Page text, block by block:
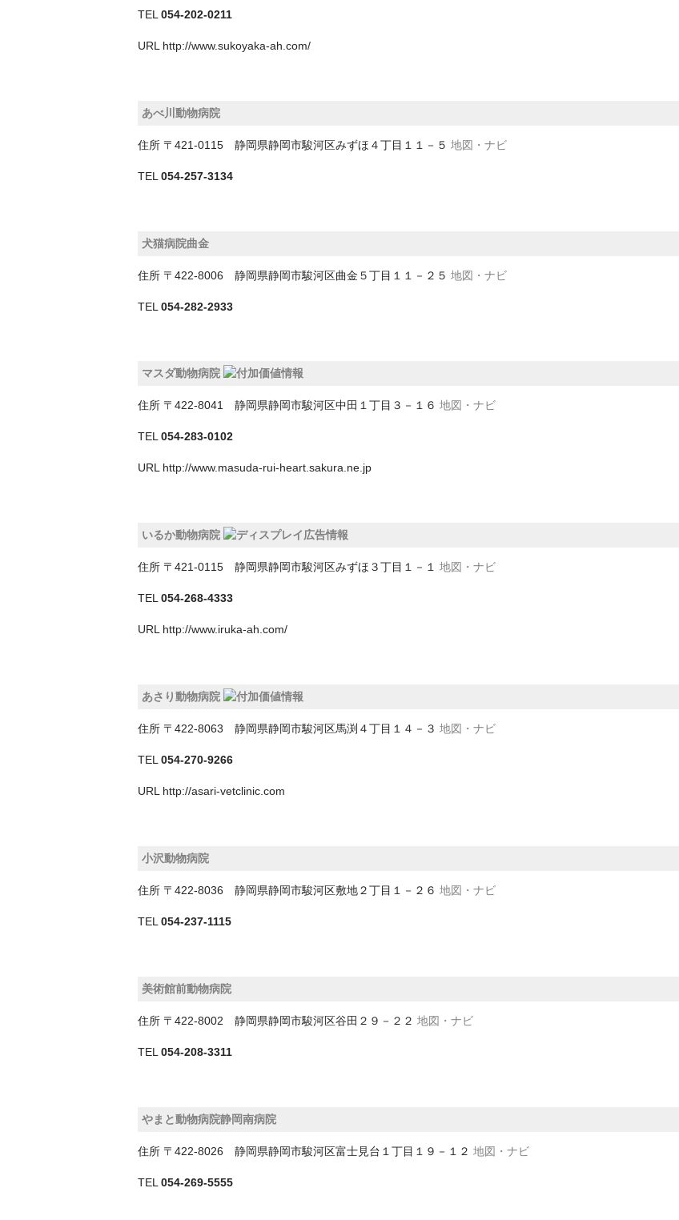
TEL 054-202-0211
URL http://www.sukoyaka-ah.com/
あべ川動物病院
住所 〒421-0115 静岡県静岡市駿河区みずほ４丁目１１－５ 地図・ナビ
TEL 054-257-3134
犬猫病院曲金
住所 〒422-8006 静岡県静岡市駿河区曲金５丁目１１－２５ 地図・ナビ
TEL 054-282-2933
マスダ動物病院
住所 〒422-8041 静岡県静岡市駿河区中田１丁目３－１６ 地図・ナビ
TEL 054-283-0102
URLhttp://www.masuda-rui-heart.sakura.ne.jp
いるか動物病院
住所 〒421-0115 静岡県静岡市駿河区みずほ３丁目１－１ 地図・ナビ
TEL 054-268-4333
URLhttp://www.iruka-ah.com/
あさり動物病院
住所 〒422-8063 静岡県静岡市駿河区馬渕４丁目１４－３ 地図・ナビ
TEL 054-270-9266
URLhttp://asari-vetclinic.com
小沢動物病院
住所 〒422-8036 静岡県静岡市駿河区敷地２丁目１－２６ 地図・ナビ
TEL 054-237-1115
美術館前動物病院
住所 〒422-8002 静岡県静岡市駿河区谷田２９－２２ 地図・ナビ
TEL 054-208-3311
やまと動物病院静岡南病院
住所 〒422-8026 静岡県静岡市駿河区富士見台１丁目１９－１２ 地図・ナビ
TEL 054-269-5555